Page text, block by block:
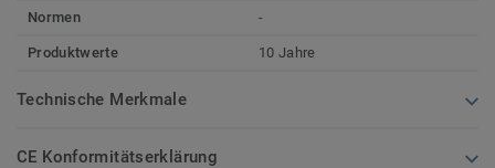
Normen
-
Produktwerte 10 Jahre
Technische Merkmale
CE Konformitätserklärung